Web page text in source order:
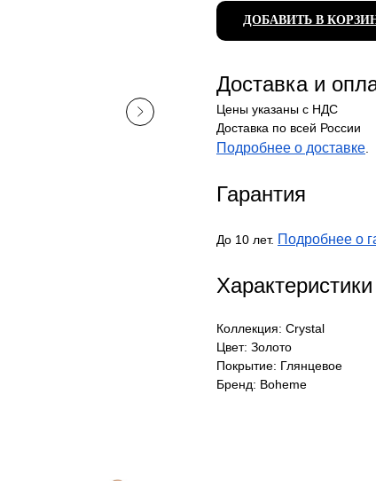
ДОБАВИТЬ В
Доставка и
Цены указаны с НДС
Доставка по всей России
Подробнее о доставке.
Гарантия
До 10 лет. Подробнее о
Характеристики
Коллекция: Crystal
Цвет: Золото
Покрытие: Глянцевое
Бренд: Boheme